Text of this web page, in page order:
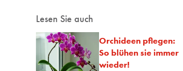
Lesen Sie auch
Orchideen pflegen:
So blühen sie immer
wieder!